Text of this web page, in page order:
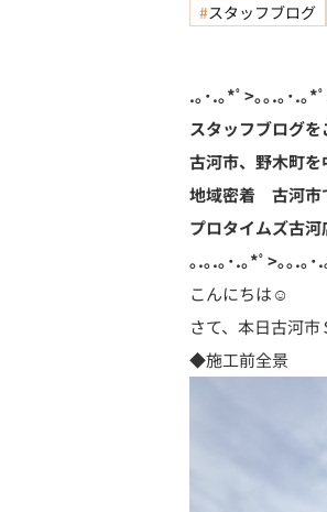
スタッフブログ
.｡･.｡*ﾟ>｡｡.｡･.｡*
スタッフブログを
古河市、野木町を
地域密着 古河市
プロタイムズ古
｡.｡.｡･.｡*ﾟ>｡｡.｡･
こんにちは☺️
さて、本日古河
◆施工前全景